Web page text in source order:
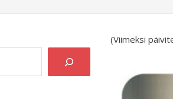
(Viimeksi